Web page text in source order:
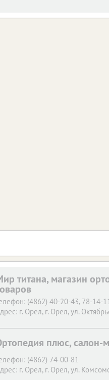
титана, магазин
(4862) 40-20-43, 78-14-
г. Орел, г. Орел, ул.
плюс, салон-
(4862) 74-00-81
г. Орел, г. Орел, ул.